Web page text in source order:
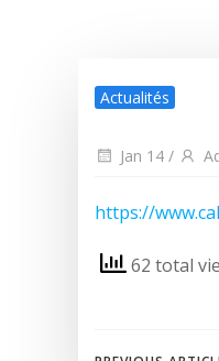
Actualités
Jan 14 /
https://
62 total